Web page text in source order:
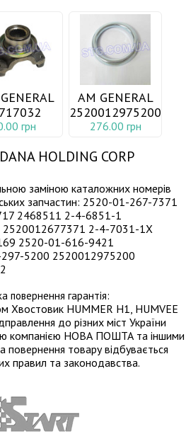
грн
AM GENERAL
2520012975200
276.00 грн
HOLDING CORP
заміною каталожних номерів
запчастин: 2520-01-267-7371
2468511 2-4-6851-1
2-4-7031-1X
2520-01-616-9421
5200 2520012975200
повернення гарантія:
Хвостовик HUMMER H1, HUMVEE
до різних міст України
компанією НОВА ПОШТА та іншими
повернення товару відбувається
правил та законодавства.